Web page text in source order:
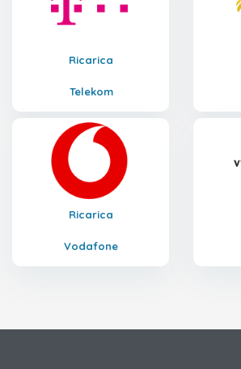
Ricarica
Telekom
Ricarica
Vodafone